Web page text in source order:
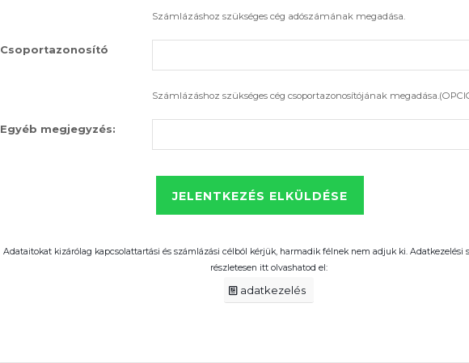
Számlázáshoz szükséges cég adószámának megadása.
Csoportazonosító
Számlázáshoz szükséges cég csoportazonosítójának
Egyéb megjegyzés:
Adataitokat kizárólag kapcsolattartási és számlázási célból kérjük, harmadik félnek nem adjuk ki. Adatkezelési
részletesen itt olvashatod el:
adatkezelés